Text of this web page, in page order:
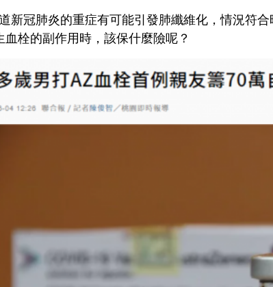
新冠肺炎的重症有可能引發肺纖維化，情況符
血栓的副作用時，該保什麼險呢？